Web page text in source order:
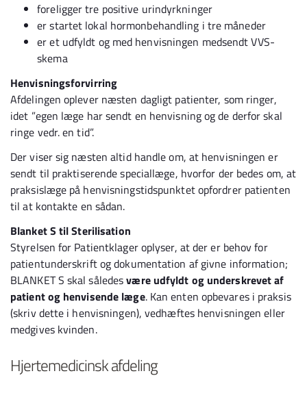
foreligger tre positive urindyrkninger
er startet lokal hormonbehandling i tre måneder
er et udfyldt og med henvisningen medsendt VVS-
skema
Henvisningsforvirring
Afdelingen oplever næsten dagligt patienter, som ringer,
idet ”egen læge har sendt en henvisning og de derfor skal
ringe vedr. en tid”.
Der viser sig næsten altid handle om, at henvisningen er
sendt til praktiserende speciallæge, hvorfor der bedes om, at
praksislæge på henvisningstidspunktet opfordrer patienten
til at kontakte en sådan.
Blanket S til Sterilisation
Styrelsen for Patientklager oplyser, at der er behov for
patientunderskrift og dokumentation af givne information;
BLANKET S skal såledesvære udfyldt og underskrevet af
patient og henvisende læge. Kan enten opbevares i praksis
(skriv dette i henvisningen), vedhæftes henvisningen eller
medgives kvinden.
Hjertemedicinsk afdeling